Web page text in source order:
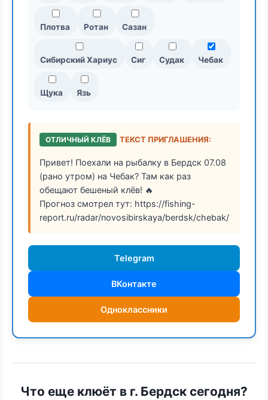
Плотва Ротан Сазан
Сибирский Хариус Сиг Судак Чебак
Щука Язь
ОТЛИЧНЫЙ КЛЁВ ТЕКСТ ПРИГЛАШЕНИЯ:
Привет! Поехали на рыбалку в Бердск 07.08
(рано утром) на Чебак? Там как раз
обещают бешеный клёв! 🔥
Прогноз смотрел тут: https://fishing-
report.ru/radar/novosibirskaya/berdsk/chebak/
Telegram
ВКонтакте
Одноклассники
Что еще клюёт в г. Бердск сегодня?